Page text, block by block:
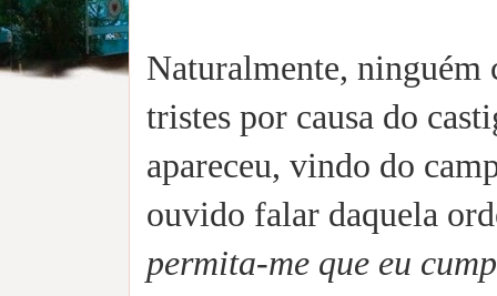
Naturalmente, ninguém
tristes por causa do
apareceu, vindo do
ouvido falar daquela
permita-me que eu